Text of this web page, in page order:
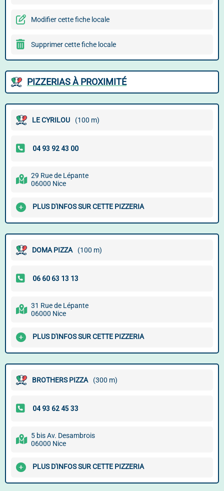
Modifier cette fiche locale
Supprimer cette fiche locale
PIZZERIAS À PROXIMITÉ
LE CYRILOU (100 m)
29 Rue de Lépante
06000 Nice
PLUS D'INFOS SUR CETTE PIZZERIA
DOMA PIZZA (100 m)
31 Rue de Lépante
06000 Nice
PLUS D'INFOS SUR CETTE PIZZERIA
BROTHERS PIZZA (300 m)
5 bis Av. Desambrois
06000 Nice
PLUS D'INFOS SUR CETTE PIZZERIA